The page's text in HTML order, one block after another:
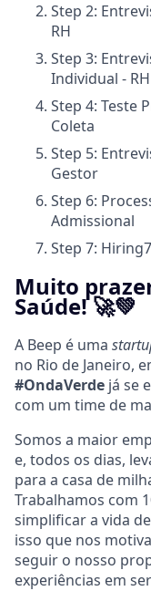
Step 2:
RH
Step 3:
Individual - RH
Step 4: Teste
Coleta
Step 5:
Gestor
Step 6:
Admissional
Step 7: Hiring7
Muito
Saúde! 🚀💚
A Beep é uma
no Rio de Janeiro,
#OndaVerde já se
com um time de
Somos a maior
e, todos os dias,
para a casa de
Trabalhamos com
simplificar a vida
isso que nos
seguir o nosso
experiências em